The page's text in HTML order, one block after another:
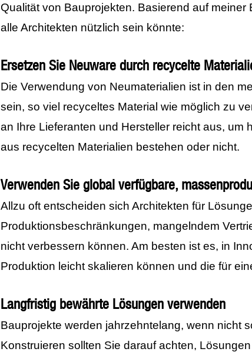
Qualität von Bauprojekten. Basierend auf
alle Architekten nützlich sein könnte:
Ersetzen Sie Neuware durch recycelte
Die Verwendung von Neumaterialien ist in den
sein, so viel recyceltes Material wie möglich zu
an Ihre Lieferanten und Hersteller reicht aus,
aus recycelten Materialien bestehen oder nicht.
Verwenden Sie global verfügbare,
Allzu oft entscheiden sich Architekten für
Produktionsbeschränkungen, mangelndem
nicht verbessern können. Am besten ist es, in
Produktion leicht skalieren können und die für
Langfristig bewährte Lösungen verwenden
Bauprojekte werden jahrzehntelang, wenn nicht
Konstruieren sollten Sie darauf achten,